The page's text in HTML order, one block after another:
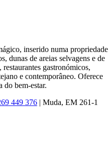
inserido numa propriedade
dunas de areias selvagens e de
gastronómicos,
e contemporâneo. Oferece
do bem-estar.
449 376 | Muda, EM 261-1